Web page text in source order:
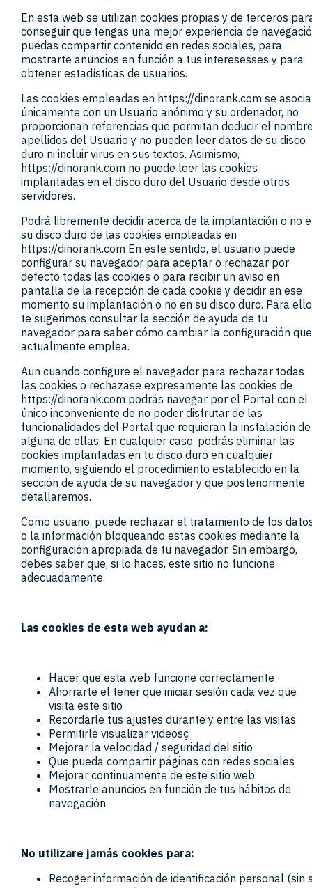
En esta web se utilizan cookies propias y de terceros
conseguir que tengas una mejor experiencia de
puedas compartir contenido en redes sociales, para
mostrarte anuncios en función a tus interesesses y para
obtener estadísticas de usuarios.
Las cookies empleadas en https://dinorank.com se
únicamente con un Usuario anónimo y su ordenador, no
proporcionan referencias que permitan deducir el
apellidos del Usuario y no pueden leer datos de su disco
duro ni incluir virus en sus textos. Asimismo,
https://dinorank.com no puede leer las cookies
implantadas en el disco duro del Usuario desde otros
servidores.
Podrá libremente decidir acerca de la implantación o no
su disco duro de las cookies empleadas en
https://dinorank.com En este sentido, el usuario puede
configurar su navegador para aceptar o rechazar por
defecto todas las cookies o para recibir un aviso en
pantalla de la recepción de cada cookie y decidir en ese
momento su implantación o no en su disco duro. Para ello
te sugerimos consultar la sección de ayuda de tu
navegador para saber cómo cambiar la configuración que
actualmente emplea.
Aun cuando configure el navegador para rechazar todas
las cookies o rechazase expresamente las cookies de
https://dinorank.com podrás navegar por el Portal con el
único inconveniente de no poder disfrutar de las
funcionalidades del Portal que requieran la instalación de
alguna de ellas. En cualquier caso, podrás eliminar las
cookies implantadas en tu disco duro en cualquier
momento, siguiendo el procedimiento establecido en la
sección de ayuda de su navegador y que posteriormente
detallaremos.
Como usuario, puede rechazar el tratamiento de los
o la información bloqueando estas cookies mediante la
configuración apropiada de tu navegador. Sin embargo,
debes saber que, si lo haces, este sitio no funcione
adecuadamente.
Las cookies de esta web ayudan a:
Hacer que esta web funcione correctamente
Ahorrarte el tener que iniciar sesión cada vez que
visita este sitio
Recordarle tus ajustes durante y entre las visitas
Permitirle visualizar videosç
Mejorar la velocidad / seguridad del sitio
Que pueda compartir páginas con redes sociales
Mejorar continuamente de este sitio web
Mostrarle anuncios en función de tus hábitos de
navegación
No utilizare jamás cookies para:
Recoger información de identificación personal (sin